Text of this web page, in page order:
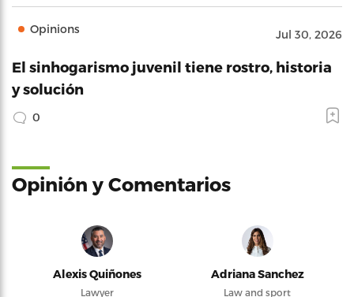
Opinions Jul 30, 2026
El sinhogarismo juvenil tiene rostro, historia
y solución
0
Opinión y Comentarios
Alexis Quiñones
Lawyer
Adriana Sanchez
Law and sport